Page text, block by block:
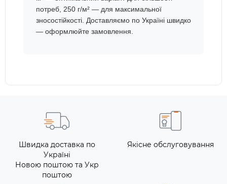
потреб, 250 г/м² — для максимальної
зносостійкості. Доставляємо по Україні швидко
— оформлюйте замовлення.
Швидка доставка по
Україні
Новою поштою та Укр
поштою
Якісне обслуговування